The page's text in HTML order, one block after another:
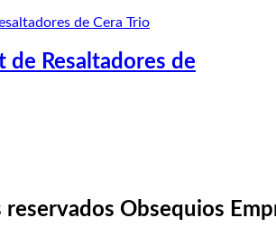
de Resaltadores de
Obsequios